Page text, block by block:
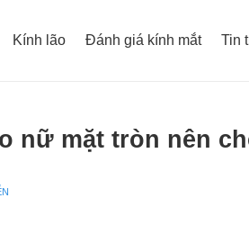
Kính lão Đánh giá kính mắt Tin
nữ mặt tròn nên